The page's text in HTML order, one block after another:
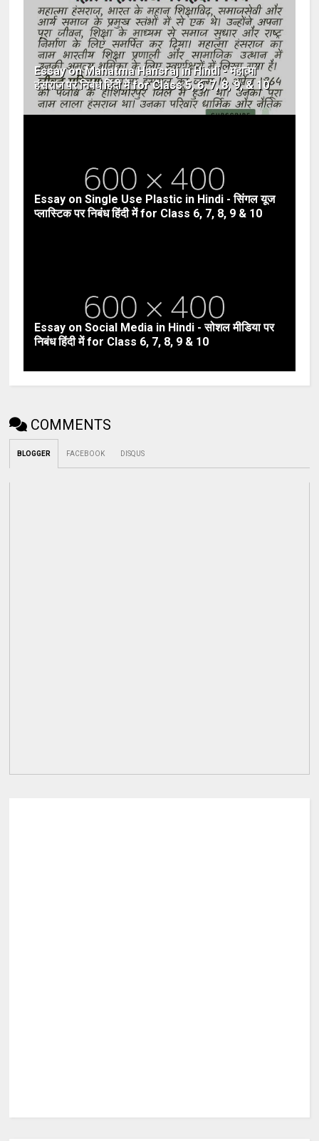
Essay on Mahatma Hansraj in Hindi - महात्मा
हंसराज पर निबंध हिंदी में for Class 5, 6, 7, 8, 9, & 10
Essay on Single Use Plastic in Hindi - सिंगल यूज
प्लास्टिक पर निबंध हिंदी में for Class 6, 7, 8, 9 & 10
Essay on Social Media in Hindi - सोशल मीडिया पर
निबंध हिंदी में for Class 6, 7, 8, 9 & 10
COMMENTS
BLOGGER FACEBOOK DISQUS